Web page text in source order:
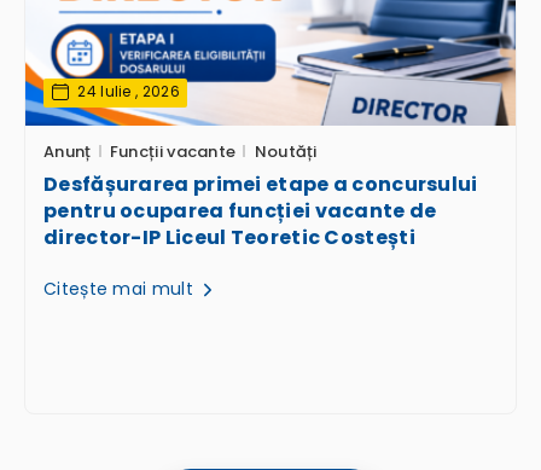
24 Iulie , 2026
Anunț Funcții vacante Noutăți
Desfășurarea primei etape a concursului
pentru ocuparea funcției vacante de
director-IP Liceul Teoretic Costești
Citește mai mult